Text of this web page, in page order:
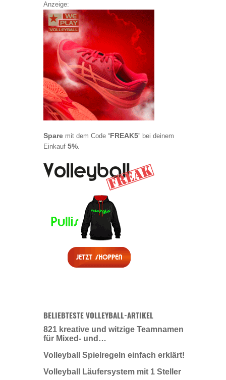
Anzeige:
Spare mit dem Code “FREAK5” bei deinem
Einkauf 5%.
BELIEBTESTE VOLLEYBALL-ARTIKEL
821 kreative und witzige Teamnamen
für Mixed- und…
Volleyball Spielregeln einfach erklärt!
Volleyball Läufersystem mit 1 Steller